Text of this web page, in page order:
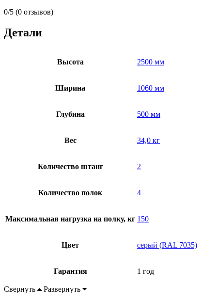
0/5 (0 отзывов)
Детали
Высота 2500 мм
Ширина 1060 мм
Глубина 500 мм
Вес 34,0 кг
Количество штанг 2
Количество полок 4
Максимальная нагрузка на полку, кг 150
Цвет серый (RAL 7035)
Гарантия 1 год
Свернуть Развернуть